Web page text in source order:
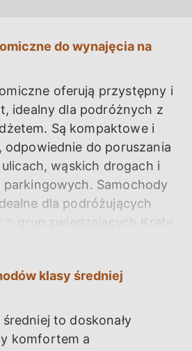
do wynajęcia na
oferują przystępny i
idealny dla podróżnych z
Są kompaktowe i
odpowiednie do poruszania
wąskich drogach i
parkingowych. Samochody
dla podróżujących
grup zwiedzających Kretę
budżetu, stawiając na
wydajny
oferujący
klasy średniej
to doskonały
komfortem a